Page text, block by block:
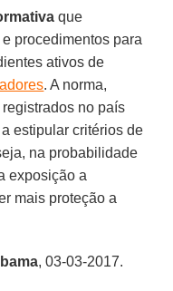
que
procedimentos para
ativos de
. A norma,
no país
estipular critérios de
na probabilidade
exposição a
mais proteção a
Ibama, 03-03-2017.